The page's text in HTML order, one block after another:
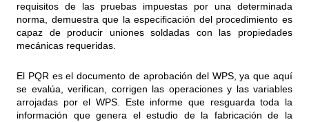
requisitos de las pruebas impuestas por una determinada
norma, demuestra que la especificación del procedimiento es
capaz de producir uniones soldadas con las propiedades
mecánicas requeridas.
El PQR es el documento de aprobación del WPS, ya que aquí
se evalúa, verifican, corrigen las operaciones y las variables
arrojadas por el WPS. Este informe que resguarda toda la
información que genera el estudio de la fabricación de la